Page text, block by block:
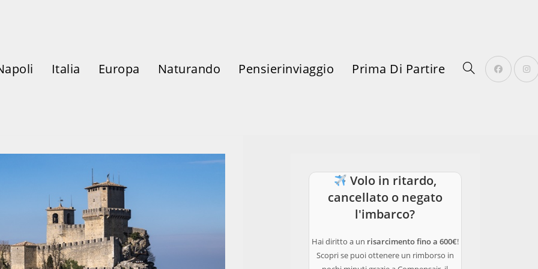
Italia Europa Naturando Pensierinviaggio Prima Di Partire Attiva/disattiva
Volo in ritardo,
cancellato o negato
l'imbarco?
Hai diritto a un risarcimento fino a 600€!
Scopri se puoi ottenere un rimborso in